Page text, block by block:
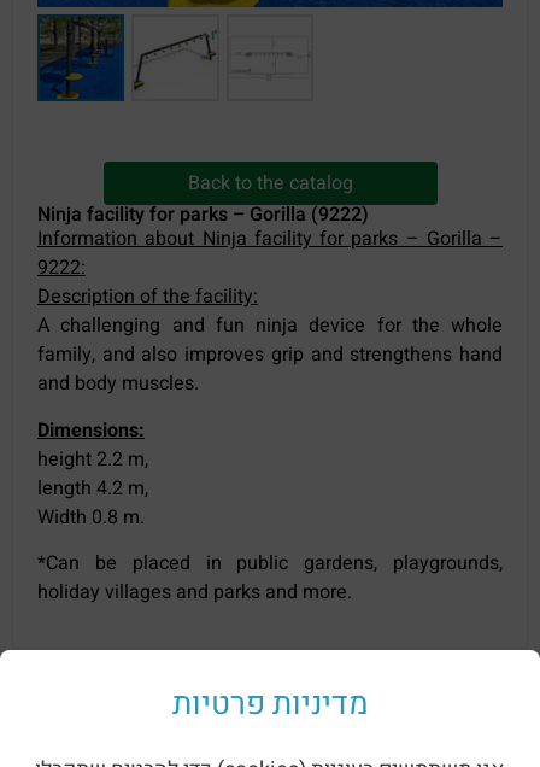
Back to the catalog
Ninja facility for parks – Gorilla (9222)
Information about Ninja facility for parks – Gorilla –
9222:
Description of the facility:
A challenging and fun ninja device for the whole
family, and also improves grip and strengthens hand
and body muscles.
Dimensions:
height 2.2 m,
length 4.2 m,
Width 0.8 m.
*Can be placed in public gardens, playgrounds,
holiday villages and parks and more.
מדיניות פרטיות